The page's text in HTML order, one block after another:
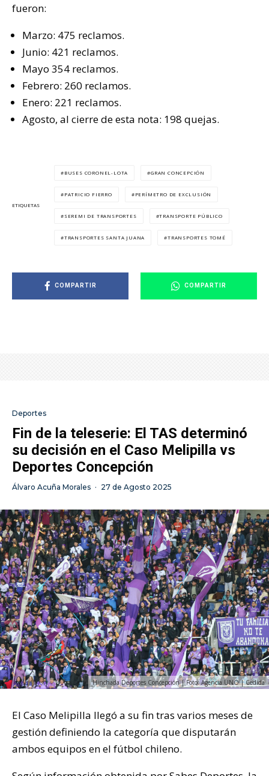
fueron:
Marzo: 475 reclamos.
Junio: 421 reclamos.
Mayo 354 reclamos.
Febrero: 260 reclamos.
Enero: 221 reclamos.
Agosto, al cierre de esta nota: 198 quejas.
ETIQUETAS
BUSES CORONEL-LOTA GRAN CONCEPCIÓN
PATRICIO FIERRO PERÍMETRO DE EXCLUSIÓN
SEREMI DE TRANSPORTES TRANSPORTE PÚBLICO
TRANSPORTES SANTA JUANA TRANSPORTES TOMÉ
COMPARTIR COMPARTIR
Deportes
Fin de la teleserie: El TAS determinó
su decisión en el Caso Melipilla vs
Deportes Concepción
Álvaro Acuña Morales · 27 de Agosto 2025
Hinchada Deportes Concepción | Foto: Agencia UNO | Cedida
El Caso Melipilla llegó a su fin tras varios meses de
gestión definiendo la categoría que disputarán
ambos equipos en el fútbol chileno.